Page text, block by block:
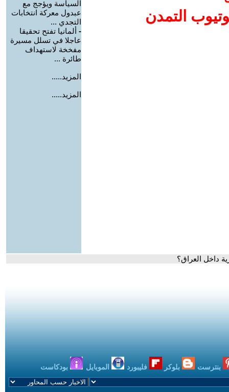
التمدن
السياسة ويؤجج مع
عبدول معركة انتخابات
التجدي ...
- ألمانيا تفتح تحقيقا
عاجلا في تسلل مسيرة
مفخخة لاستهداف
طائرة ...
المزيد.....
المزيد.....
داخل العراق؟
بنترست بلوكر فليبورد الموبايل بودكاست